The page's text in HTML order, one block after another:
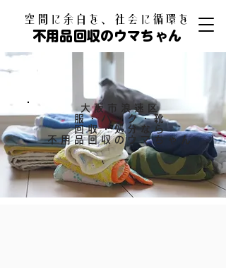
​空間に余白を、社会に循環を
不用品回収のウマちゃん
大阪市浪速区
服・バック・靴
回収・処分なら
​不用品回収のウマちゃん